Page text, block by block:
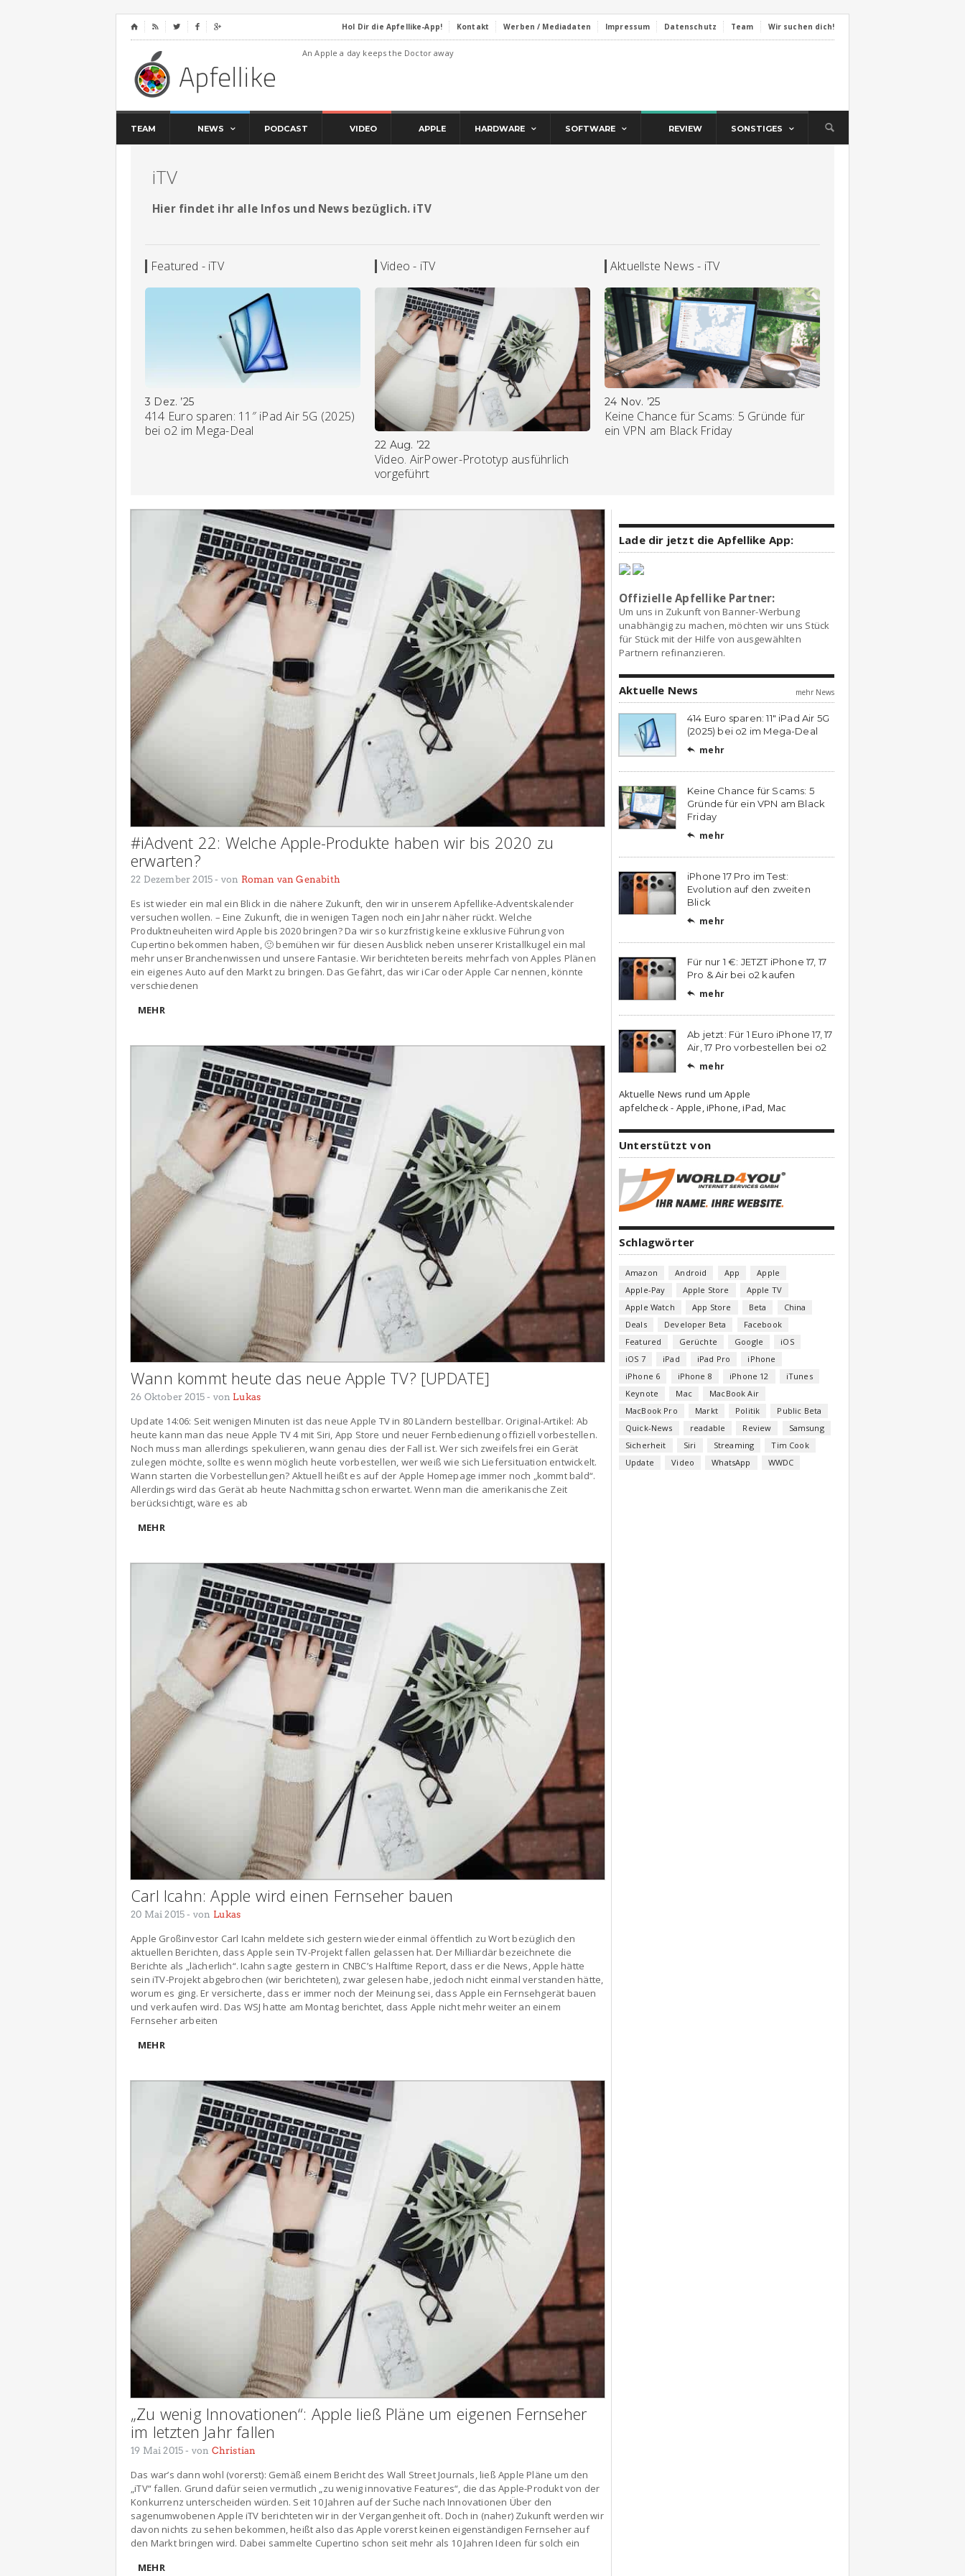
⌂     Hol Dir die Apfellike-App! Kontakt Werben / Mediadaten Impressum Datenschutz Team Wir suchen dich!
An Apple a day keeps the Doctor away
TEAM NEWS PODCAST VIDEO APPLE HARDWARE SOFTWARE REVIEW SONSTIGES
iTV
Hier findet ihr alle Infos und News bezüglich. iTV
Featured - iTV
3 Dez. ’25
414 Euro sparen: 11″ iPad Air 5G (2025)
bei o2 im Mega-Deal
Video - iTV
22 Aug. ’22
Video. AirPower-Prototyp ausführlich
vorgeführt
Aktuellste News - iTV
24 Nov. ’25
Keine Chance für Scams: 5 Gründe für
ein VPN am Black Friday
#iAdvent 22: Welche Apple-Produkte haben wir bis 2020 zu
erwarten?
22 Dezember 2015 - von Roman van Genabith
Es ist wieder ein mal ein Blick in die nähere Zukunft, den wir in unserem Apfellike-Adventskalender
versuchen wollen. – Eine Zukunft, die in wenigen Tagen noch ein Jahr näher rückt. Welche
Produktneuheiten wird Apple bis 2020 bringen? Da wir so kurzfristig keine exklusive Führung von
Cupertino bekommen haben, 🙂 bemühen wir für diesen Ausblick neben unserer Kristallkugel ein mal
mehr unser Branchenwissen und unsere Fantasie. Wir berichteten bereits mehrfach von Apples Plänen
ein eigenes Auto auf den Markt zu bringen. Das Gefährt, das wir iCar oder Apple Car nennen, könnte
verschiedenen
MEHR
Wann kommt heute das neue Apple TV? [UPDATE]
26 Oktober 2015- von Lukas
Update 14:06: Seit wenigen Minuten ist das neue Apple TV in 80 Ländern bestellbar. Original-Artikel: Ab
heute kann man das neue Apple TV 4 mit Siri, App Store und neuer Fernbedienung offiziell vorbestellen.
Noch muss man allerdings spekulieren, wann genau dies der Fall ist. Wer sich zweifelsfrei ein Gerät
zulegen möchte, sollte es wenn möglich heute vorbestellen, wer weiß wie sich Liefersituation entwickelt.
Wann starten die Vorbestellungen? Aktuell heißt es auf der Apple Homepage immer noch „kommt bald“.
Allerdings wird das Gerät ab heute Nachmittag schon erwartet. Wenn man die amerikanische Zeit
berücksichtigt, wäre es ab
MEHR
Carl Icahn: Apple wird einen Fernseher bauen
20 Mai 2015 - von Lukas
Apple Großinvestor Carl Icahn meldete sich gestern wieder einmal öffentlich zu Wort bezüglich den
aktuellen Berichten, dass Apple sein TV-Projekt fallen gelassen hat. Der Milliardär bezeichnete die
Berichte als „lächerlich“. Icahn sagte gestern in CNBC’s Halftime Report, dass er die News, Apple hätte
sein iTV-Projekt abgebrochen (wir berichteten), zwar gelesen habe, jedoch nicht einmal verstanden hätte,
worum es ging. Er versicherte, dass er immer noch der Meinung sei, dass Apple ein Fernsehgerät bauen
und verkaufen wird. Das WSJ hatte am Montag berichtet, dass Apple nicht mehr weiter an einem
Fernseher arbeiten
MEHR
„Zu wenig Innovationen“: Apple ließ Pläne um eigenen Fernseher
im letzten Jahr fallen
19 Mai 2015 - von Christian
Das war’s dann wohl (vorerst): Gemäß einem Bericht des Wall Street Journals, ließ Apple Pläne um den
„iTV“ fallen. Grund dafür seien vermutlich „zu wenig innovative Features“, die das Apple-Produkt von der
Konkurrenz unterscheiden würden. Seit 10 Jahren auf der Suche nach Innovationen Über den
sagenumwobenen Apple iTV berichteten wir in der Vergangenheit oft. Doch in (naher) Zukunft werden wir
davon nichts zu sehen bekommen, heißt also das Apple vorerst keinen eigenständigen Fernseher auf
den Markt bringen wird. Dabei sammelte Cupertino schon seit mehr als 10 Jahren Ideen für solch ein
MEHR
Lade dir jetzt die Apfellike App:
Offizielle Apfellike Partner:
Um uns in Zukunft von Banner-Werbung
unabhängig zu machen, möchten wir uns Stück
für Stück mit der Hilfe von ausgewählten
Partnern refinanzieren.
Aktuelle News mehr News
414 Euro sparen: 11″ iPad Air 5G
(2025) bei o2 im Mega-Deal
 mehr
Keine Chance für Scams: 5
Gründe für ein VPN am Black
Friday
 mehr
iPhone 17 Pro im Test:
Evolution auf den zweiten
Blick
 mehr
Für nur 1 €: JETZT iPhone 17, 17
Pro & Air bei o2 kaufen
 mehr
Ab jetzt: Für 1 Euro iPhone 17, 17
Air, 17 Pro vorbestellen bei o2
 mehr
Aktuelle News rund um Apple
apfelcheck - Apple, iPhone, iPad, Mac
Unterstützt von
Schlagwörter
Amazon Android App
Apple
Apple-Pay
Apple Store
Apple TV
Apple Watch
App Store Beta
China
Deals
Developer Beta
Facebook
Featured
Gerüchte Google
iOS
iOS 7
iPad iPad Pro
iPhone
iPhone 6
iPhone 8 iPhone 12
iTunes
Keynote
Mac
MacBook Air
MacBook Pro
Markt Politik
Public Beta
Quick-News
readable Review
Samsung
Sicherheit
Siri Streaming
Tim Cook
Update
Video WhatsApp WWDC